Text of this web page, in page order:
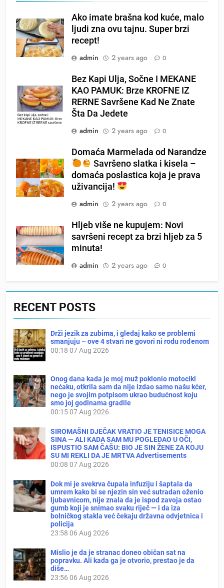
Ako imate brašna kod kuće, malo
ljudi zna ovu tajnu. Super brzi
recept!
admin
2 years ago 0
Bez Kapi Ulja, Sočne I MEKANE
KAO PAMUK: Brze KROFNE IZ
RERNE Savršene Kad Ne Znate
Šta Da Jedete
admin
2 years ago 0
Domaća Marmelada od Narandze
Savršeno slatka i kisela –
domaća poslastica koja je prava
uživancija!
admin
2 years ago 0
Hljeb više ne kupujem: Novi
savršeni recept za brzi hljeb za 5
minuta!
admin
2 years ago 0
RECENT POSTS
Drži jezik za zubima, i gledaj kako se problemi
smanjuju – ove 4 stvari ne govori ni rodu rođenom
00:18 07 Aug 2026
Onog dana kada je moj muž poklonio motocikl
nećaku, otkrila sam da nije izdao samo našu kćer,
nego je svojim potpisom ukrao budućnost koju
smo joj godinama gradile
00:1507 Aug 2026
SIROMAŠNI DJEČAK VRATIO JE TENISICE MOGA
SINA — ALI KADA SAM MU POGLEDAO U OČI,
ISPUSTIO SAM ČAŠU: BIO JE SIN ŽENE ZA KOJU
SU MI REKLI DA JE MRTVA Advertisements
00:08 07 Aug 2026
Dok mi je svekrva čupala infuziju i šaptala da
umrem kako bi se njezin sin već sutradan oženio
ljubavnicom, nije znala da je ispod zavoja ostao
gumb koji je snimao svaku riječ — i da iza
bolničkog stakla već čekaju državna odvjetnica i
policija
23:58 06 Aug 2026
Mislio je da je stranac doneo običan sat na
popravku. Ali kada ga je otvorio, prestao je da
diše…
23:56 06 Aug 2026